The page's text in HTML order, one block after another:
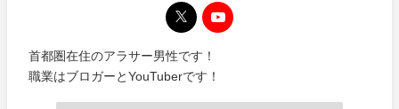
首都圏在住のアラサー男性です！
職業はブロガーとYouTuberです！